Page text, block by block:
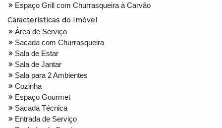
Espaço Grill com Churrasqueira à Carvão
Características do Imóvel
Área de Serviço
Sacada com Churrasqueira
Sala de Estar
Sala de Jantar
Sala para 2 Ambientes
Cozinha
Espaço Gourmet
Sacada Técnica
Entrada de Serviço